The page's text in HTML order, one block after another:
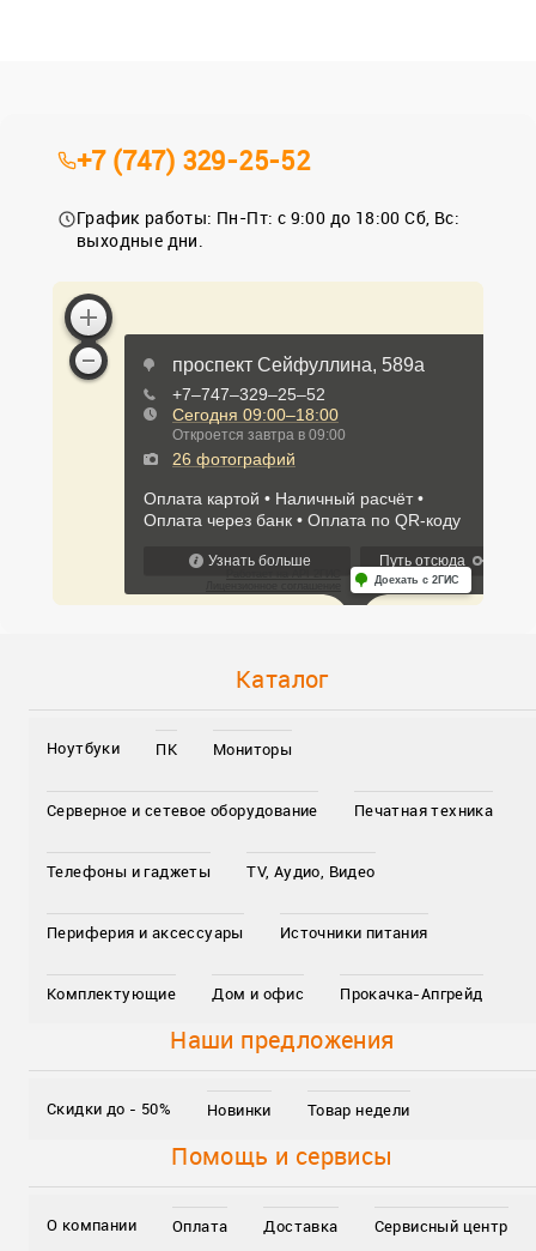
Каталог
Ноутбуки ПК Мониторы
Серверное и сетевое оборудование Печатная техника
Телефоны и гаджеты TV, Аудио, Видео
Периферия и аксессуары Источники питания
Комплектующие Дом и офис Прокачка-Апгрейд
Наши предложения
Скидки до - 50% Новинки Товар недели
Помощь и сервисы
О компании Оплата Доставка Сервисный центр
+7 (747) 329-25-52
График работы: Пн-Пт: с 9:00 до 18:00 Сб, Вс:
выходные дни.